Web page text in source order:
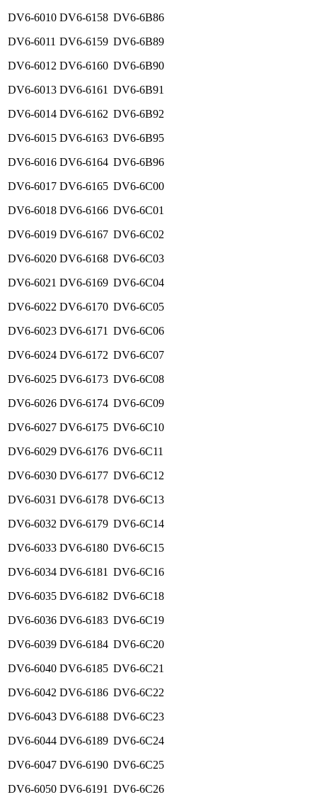
DV6-6010
DV6-6011
DV6-6012
DV6-6013
DV6-6014
DV6-6015
DV6-6016
DV6-6017
DV6-6018
DV6-6019
DV6-6020
DV6-6021
DV6-6022
DV6-6023
DV6-6024
DV6-6025
DV6-6026
DV6-6027
DV6-6029
DV6-6030
DV6-6031
DV6-6032
DV6-6033
DV6-6034
DV6-6035
DV6-6036
DV6-6039
DV6-6040
DV6-6042
DV6-6043
DV6-6044
DV6-6047
DV6-6050
DV6-6158
DV6-6159
DV6-6160
DV6-6161
DV6-6162
DV6-6163
DV6-6164
DV6-6165
DV6-6166
DV6-6167
DV6-6168
DV6-6169
DV6-6170
DV6-6171
DV6-6172
DV6-6173
DV6-6174
DV6-6175
DV6-6176
DV6-6177
DV6-6178
DV6-6179
DV6-6180
DV6-6181
DV6-6182
DV6-6183
DV6-6184
DV6-6185
DV6-6186
DV6-6188
DV6-6189
DV6-6190
DV6-6191
DV6-6B86
DV6-6B89
DV6-6B90
DV6-6B91
DV6-6B92
DV6-6B95
DV6-6B96
DV6-6C00
DV6-6C01
DV6-6C02
DV6-6C03
DV6-6C04
DV6-6C05
DV6-6C06
DV6-6C07
DV6-6C08
DV6-6C09
DV6-6C10
DV6-6C11
DV6-6C12
DV6-6C13
DV6-6C14
DV6-6C15
DV6-6C16
DV6-6C18
DV6-6C19
DV6-6C20
DV6-6C21
DV6-6C22
DV6-6C23
DV6-6C24
DV6-6C25
DV6-6C26